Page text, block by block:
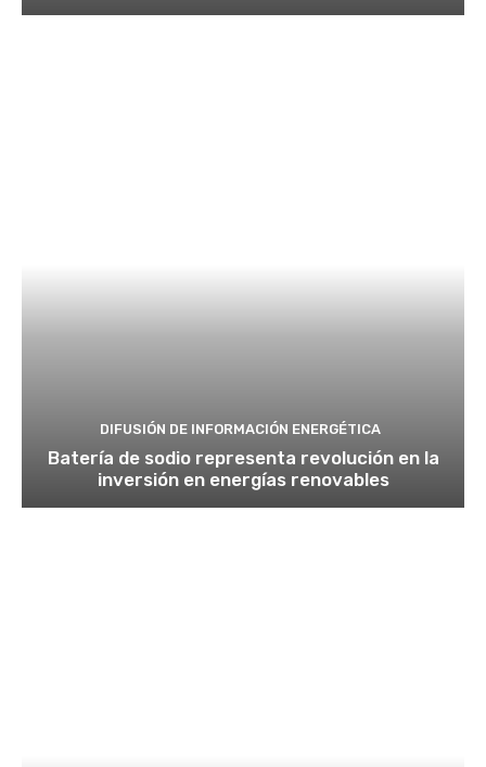
DIFUSIÓN DE INFORMACIÓN ENERGÉTICA
Batería de sodio representa revolución en la
inversión en energías renovables